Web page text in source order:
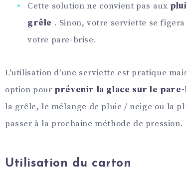
Cette solution ne convient pas aux
grêle . Sinon, votre serviette se
votre pare-brise.
L'utilisation d'une serviette est pratique
option pour prévenir la glace sur le
la grêle, le mélange de pluie / neige ou la
passer à la prochaine méthode de pression.
Utilisation du carton